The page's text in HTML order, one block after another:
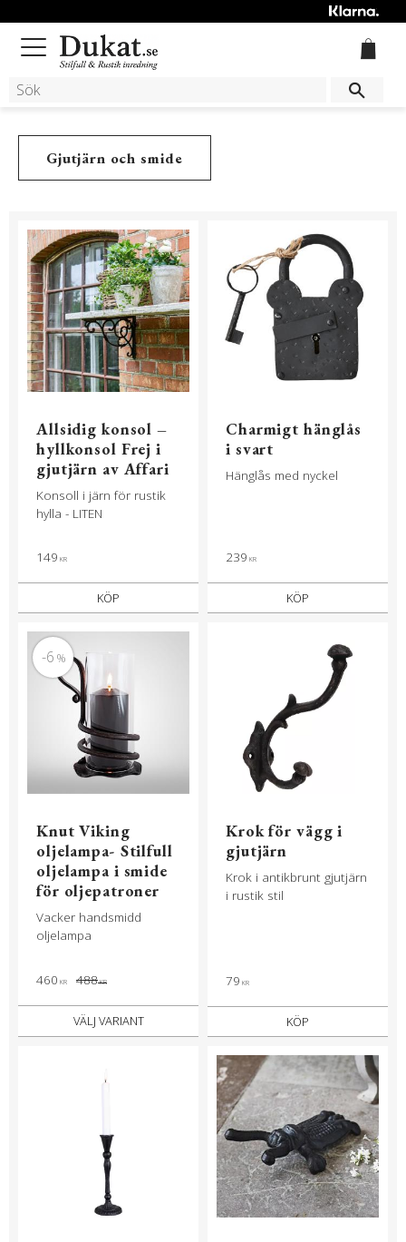
Meny
Gjutjärn och smide
Allsidig konsol –
hyllkonsol Frej i
gjutjärn av Affari
Konsoll i järn för rustik
hylla - LITEN
149 KR
KÖP
Charmigt hänglås
i svart
Hänglås med nyckel
239 KR
KÖP
Knut Viking
oljelampa- Stilfull
oljelampa i smide
för oljepatroner
Vacker handsmidd
oljelampa
460 KR 488KR
6 %
Krok för vägg i
gjutjärn
Krok i antikbrunt gjutjärn
i rustik stil
79 KR
KÖP